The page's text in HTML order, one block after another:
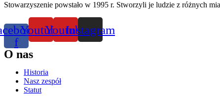
Stowarzyszenie powstało w 1995 r. Stworzyli je ludzie z różnych
f
YoutubeYoutubeInstagram
O nas
Historia
Nasz zespół
Statut